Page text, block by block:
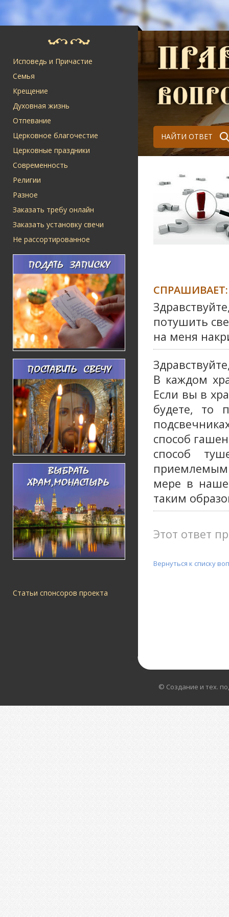
Исповедь и Причастие
Семья
Крещение
Духовная жизнь
Отпевание
Церковное благочестие
Церковные праздники
Современность
Религии
Разное
Заказать требу онлайн
Заказать установку свечи
Не рассортированное
Статьи спонсоров проекта
НАЙТИ ОТВЕТ
СПРАШИВАЕТ:
потушить
на меня
В каждом
Если вы в
будете, то
способ
способ
мере в
таким
Этот ответ
Вернуться к списку
© Создание и тех.